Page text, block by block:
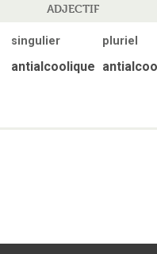
ADJECTIF
singulier
pluriel
antialcoolique